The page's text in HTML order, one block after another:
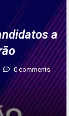
a
0 comments